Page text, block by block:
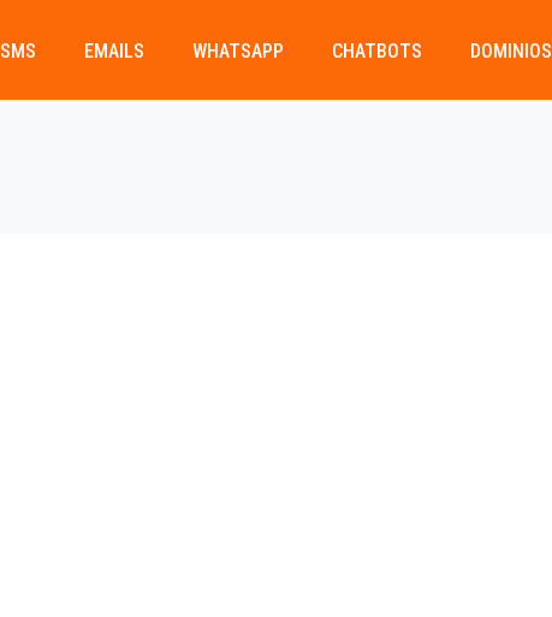
SMS EMAILS WHATSAPP CHATBOTS DOMINIOS